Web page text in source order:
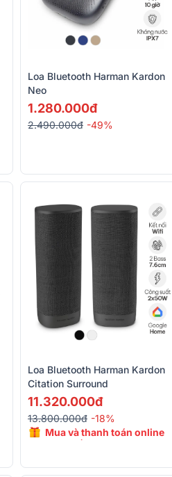
Loa Bluetooth Harman Kardon
Neo
1.280.000đ
2.490.000đ -49%
Loa Bluetooth Harman Kardon
Citation Surround
11.320.000đ
13.800.000đ -18%
Mua và thanh toán online